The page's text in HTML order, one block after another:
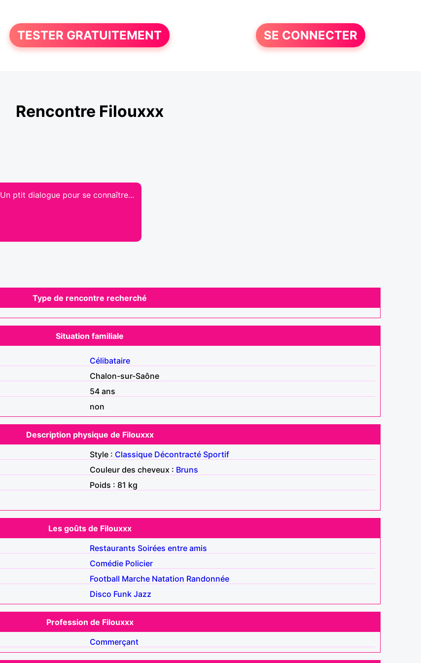
TESTER GRATUITEMENT SE CONNECTER
Rencontre Filouxxx
Un ptit dialogue pour se connaître...
Type de rencontre recherché
Situation familiale
Célibataire
Chalon-sur-Saône
54 ans
non
Description physique de Filouxxx
Style : Classique Décontracté Sportif
Couleur des cheveux : Bruns
Poids : 81 kg
Les goûts de Filouxxx
Restaurants Soirées entre amis
Comédie Policier
Football Marche Natation Randonnée
Disco Funk Jazz
Profession de Filouxxx
Commerçant